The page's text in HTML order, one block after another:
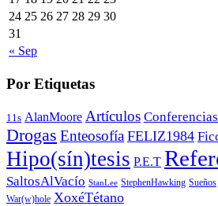
« Sep
24 25 26 27 28 29 30
31
Por Etiquetas
11s AlanMoore Artículos Conferencias
Drogas Enteosofía FELIZ1984
Hipo(sín)tesis P.E.T
SaltosAlVacío StanLee StephenHawking Sueños
War(w)hole XoxéTétano